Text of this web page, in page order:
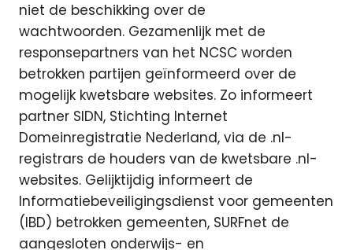
niet de beschikking over de
wachtwoorden. Gezamenlijk met de
responsepartners van het NCSC worden
betrokken partijen geïnformeerd over de
mogelijk kwetsbare websites. Zo informeert
partner SIDN, Stichting Internet
Domeinregistratie Nederland, via de .nl-
registrars de houders van de kwetsbare .nl-
websites. Gelijktijdig informeert de
Informatiebeveiligingsdienst voor gemeenten
(IBD) betrokken gemeenten, SURFnet de
aangesloten onderwijs- en